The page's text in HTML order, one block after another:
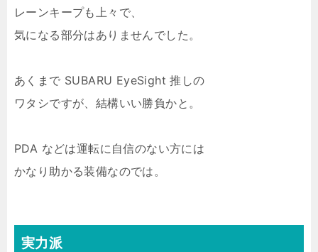
レーンキープも上々で、
気になる部分はありませんでした。
あくまで SUBARU EyeSight 推しの
ワタシですが、結構いい勝負かと。
PDA などは運転に自信のない方には
かなり助かる装備なのでは。
実力派